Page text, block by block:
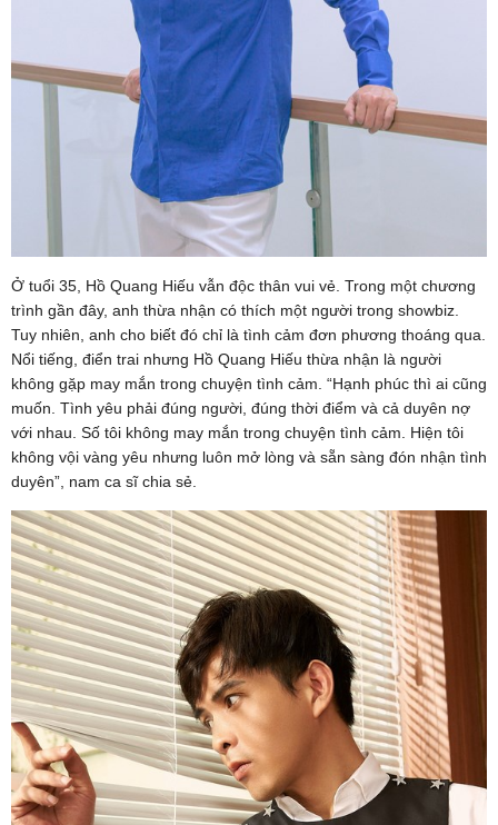
Ở tuổi 35, Hồ Quang Hiếu vẫn độc thân vui vẻ. Trong một chương
trình gần đây, anh thừa nhận có thích một người trong showbiz.
Tuy nhiên, anh cho biết đó chỉ là tình cảm đơn phương thoáng qua.
Nổi tiếng, điển trai nhưng Hồ Quang Hiếu thừa nhận là người
không gặp may mắn trong chuyện tình cảm. “Hạnh phúc thì ai cũng
muốn. Tình yêu phải đúng người, đúng thời điểm và cả duyên nợ
với nhau. Số tôi không may mắn trong chuyện tình cảm. Hiện tôi
không vội vàng yêu nhưng luôn mở lòng và sẵn sàng đón nhận tình
duyên”, nam ca sĩ chia sẻ.